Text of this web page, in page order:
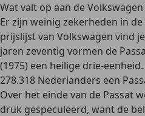
Wat valt op aan de Volkswagen
Er zijn weinig zekerheden in
prijslijst van Volkswagen vind
jaren zeventig vormen de
(1975) een heilige drie-
278.318 Nederlanders een
Over het einde van de Passat
druk gespeculeerd, want de